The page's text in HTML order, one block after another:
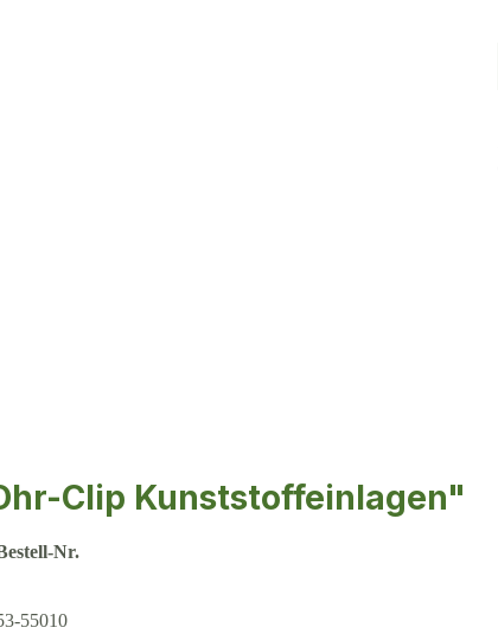
Clip Kunststoffeinlagen"
Nr.
55010